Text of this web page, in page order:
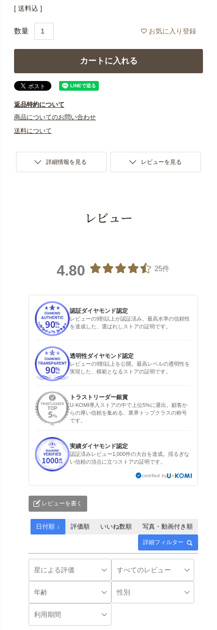
送料込
お気に入り登録
カートに入れる
返品特約について
商品についてのお問い合わせ
送料について
詳細情報を見る レビューを見る
レビュー
4.80 25件
認証ダイヤモンド認定
レビューの9割以上が認証済み。最高水準の信頼性
を達成した、選ばれしストアの証明です。
透明性ダイヤモンド認定
レビューの9割以上を公開。最高レベルの透明性を
実現した、模範となるストアの証明です。
トラストリーダー銀賞
U-KOMI導入ストアの中で上位5%に選出。顧客か
らの厚い信頼を集める、業界トップクラスの称号
です。
実績ダイヤモンド認定
認証済みレビュー1,000件の大台を達成。揺るぎな
い信頼の頂点に立つストアの証明です。
certified by
レビューを書く
詳細フィルター
日付順 ↓ 評価順 いいね数順 写真・動画付き順